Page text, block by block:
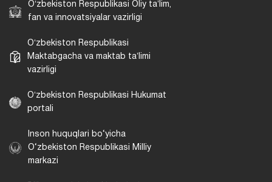
Oʻzbekiston Respublikasi Oliy taʼlim,
fan va innovatsiyalar vazirligi
Oʻzbekiston Respublikasi
Maktabgacha va maktab taʼlimi
vazirligi
Oʻzbekiston Respublikasi Hukumat
portali
Inson huquqlari bo‘yicha
O‘zbekiston Respublikasi Milliy
markazi